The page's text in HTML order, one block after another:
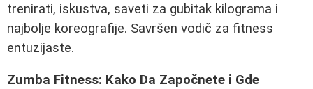
trenirati, iskustva, saveti za gubitak kilograma i
najbolje koreografije. Savršen vodič za fitness
entuzijaste.
Zumba Fitness: Kako Da Započnete i Gde